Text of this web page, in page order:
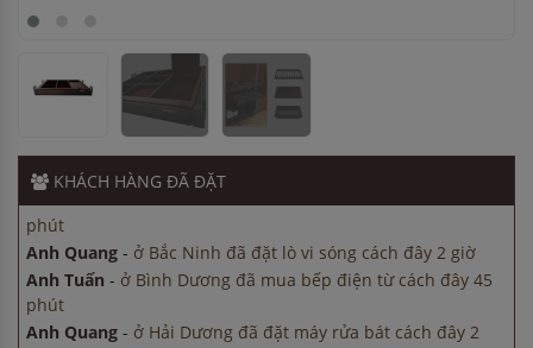
KHÁCH HÀNG ĐÃ ĐẶT
Anh Quang
Anh Quang
- ở Hải Dương đã đặt máy rửa bát cách đây 2
phút
Chị Hà
ở Cần Thơ đã mua chậu vòi rửa bát cách đây 45
phút
Anh Quang - ở Bắc Ninh đã đặt lò vi sóng cách đây 2 giờ
Anh Tuấn - ở Bình Dương đã mua bếp điện từ cách đây 45
phút
Anh Quang - ở Hải Dương đã đặt máy rửa bát cách đây 2